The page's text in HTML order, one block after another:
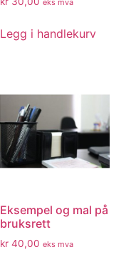
eks mva
Legg i handlekurv
Eksempel og mal på
bruksrett
kr 40,00 eks mva